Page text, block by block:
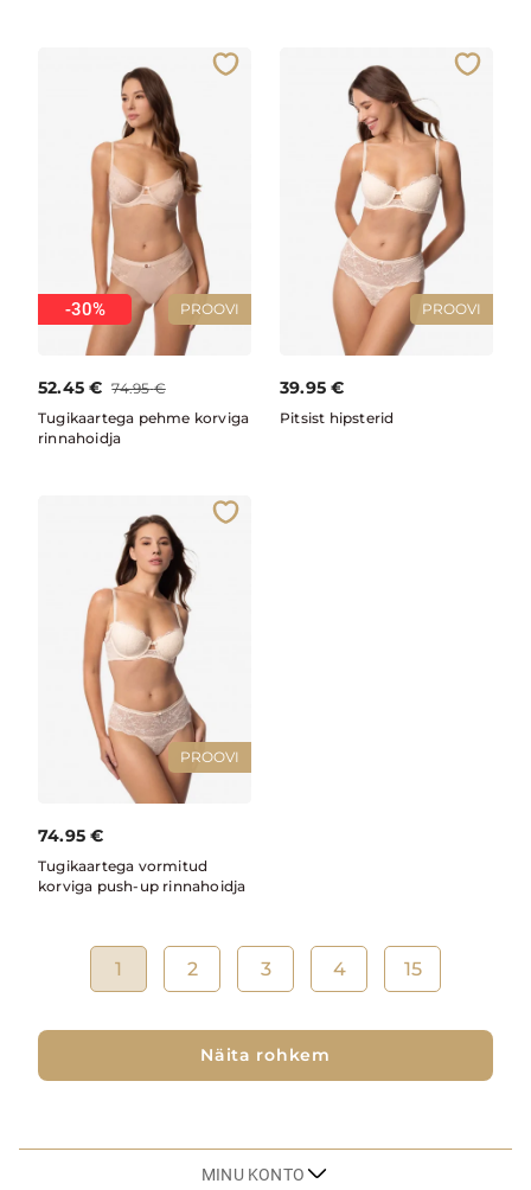
PROOVI
-30%
52.45 € 74.95 €
Tugikaartega pehme korviga
rinnahoidja
PROOVI
39.95 €
Pitsist hipsterid
PROOVI
74.95 €
Tugikaartega vormitud
korviga push-up rinnahoidja
1 2 3 4 15
Näita rohkem
MINU KONTO